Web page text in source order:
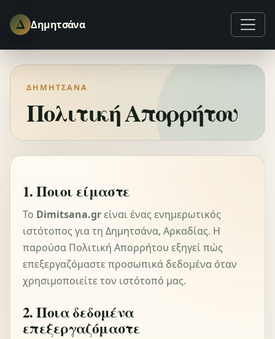
Δ Δημητσάνα
ΔΗΜΗΤΣΆΝΑ
Πολιτική Απορρήτου
1. Ποιοι είμαστε
Το Dimitsana.grείναι ένας ενημερωτικός
ιστότοπος για τη Δημητσάνα, Αρκαδίας. Η
παρούσα Πολιτική Απορρήτου εξηγεί πώς
επεξεργαζόμαστε προσωπικά δεδομένα όταν
χρησιμοποιείτε τον ιστότοπό μας.
2. Ποια δεδομένα
επεξεργαζόμαστε